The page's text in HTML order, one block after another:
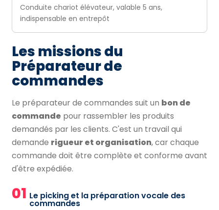
Conduite chariot élévateur, valable 5 ans,
indispensable en entrepôt
Les missions du
Préparateur de
commandes
Le préparateur de commandes suit un bon de
commande pour rassembler les produits
demandés par les clients. C'est un travail qui
demande rigueur et organisation, car chaque
commande doit être complète et conforme avant
d'être expédiée.
01 Le picking et la préparation vocale des
commandes